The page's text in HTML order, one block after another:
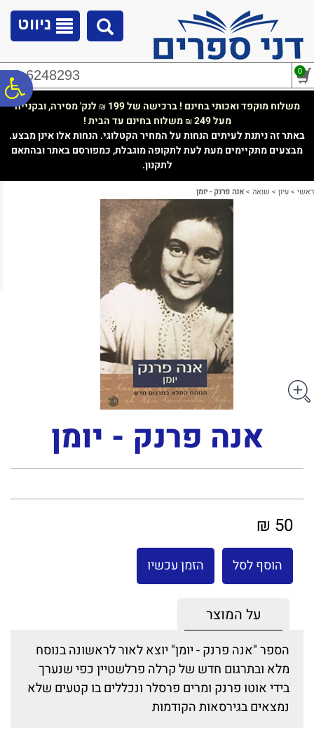
נגישות
ניווט
02-6248293 0
משלוח מוקפד ואכותי בחינם ! ברכישה של 199 ₪ לנק' מסירה, ובקנייה
מעל 249
₪משלוח בחינם עד הבית !
באתר זה ניתנת לעיתים הנחות על המחיר הקטלוגי. הנחות אלו אינן מבצע.
מבצעים מתקיימים מעת לעת לתקופה מוגבלת, כמפורסם באתר ובהתאם
לתקנון.
ראשי >עיון > שואה >אנה פרנק - יומן
אנה פרנק - יומן
50 ₪
הוסף לסל הזמן עכשיו
על המוצר
הספר "אנה פרנק - יומן" יוצא לאור לראשונה בנוסח
מלא ובתרגום חדש של קרלה פרלשטיין כפי שנערך
בידי אוטו פרנק ומרים פרסלר ונכללים בו קטעים שלא
נמצאים בגירסאות הקודמות